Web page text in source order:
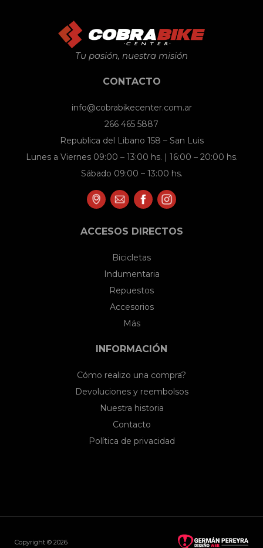
Tu pasión, nuestra misión
CONTACTO
info@cobrabikecenter.com.ar
266 465 5887
Republica del Libano 158 – San Luis
Lunes a Viernes 09:00 – 13:00 hs. | 16:00 – 20:00 hs.
Sábado 09:00 – 13:00 hs.
ACCESOS DIRECTOS
Bicicletas
Indumentaria
Repuestos
Accesorios
Más
INFORMACIÓN
Cómo realizo una compra?
Devoluciones y reembolsos
Nuestra historia
Contacto
Política de privacidad
Copyright © 2026